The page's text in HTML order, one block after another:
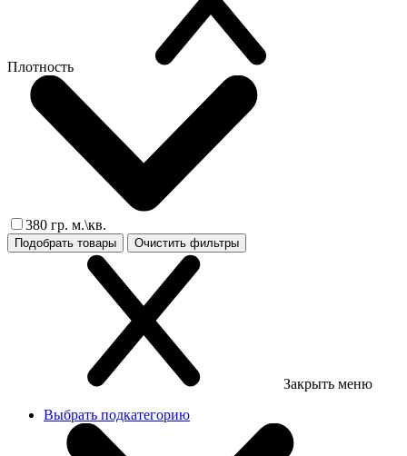
Плотность
380 гр. м.\кв.
Подобрать товары Очистить фильтры
Закрыть меню
Выбрать подкатегорию